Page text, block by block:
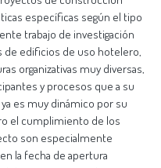
específicas según el tipo
trabajo de investigación
edificios de uso hotelero,
organizativas muy diversas,
y procesos que a su
es muy dinámico por su
el cumplimiento de los
son especialmente
la fecha de apertura